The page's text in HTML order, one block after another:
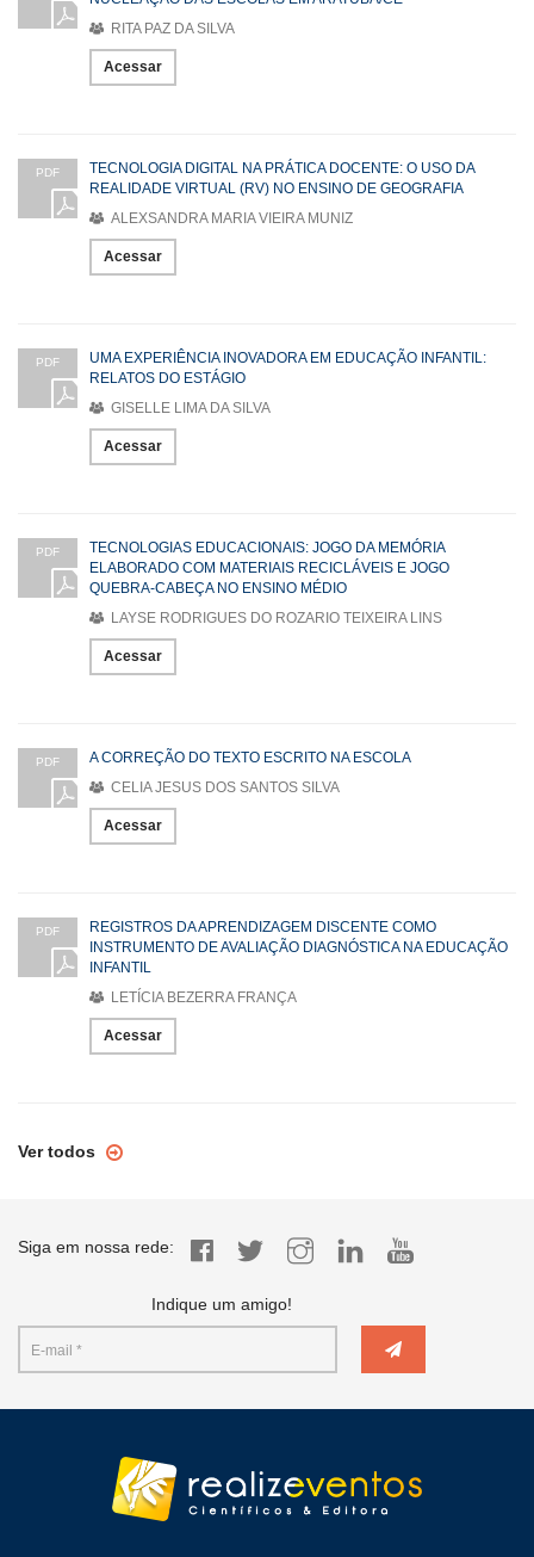
RITA PAZ DA SILVA
Acessar
PDF
TECNOLOGIA DIGITAL NA PRÁTICA DOCENTE: O USO DA
REALIDADE VIRTUAL (RV) NO ENSINO DE GEOGRAFIA
ALEXSANDRA MARIA VIEIRA MUNIZ
Acessar
PDF
UMA EXPERIÊNCIA INOVADORA EM EDUCAÇÃO INFANTIL:
RELATOS DO ESTÁGIO
GISELLE LIMA DA SILVA
Acessar
PDF
TECNOLOGIAS EDUCACIONAIS: JOGO DA MEMÓRIA
ELABORADO COM MATERIAIS RECICLÁVEIS E JOGO
QUEBRA-CABEÇA NO ENSINO MÉDIO
LAYSE RODRIGUES DO ROZARIO TEIXEIRA LINS
Acessar
PDF
A CORREÇÃO DO TEXTO ESCRITO NA ESCOLA
CELIA JESUS DOS SANTOS SILVA
Acessar
PDF
REGISTROS DA APRENDIZAGEM DISCENTE COMO
INSTRUMENTO DE AVALIAÇÃO DIAGNÓSTICA NA EDUCAÇÃO
INFANTIL
LETÍCIA BEZERRA FRANÇA
Acessar
Ver todos
Siga em nossa rede:
Indique um amigo!